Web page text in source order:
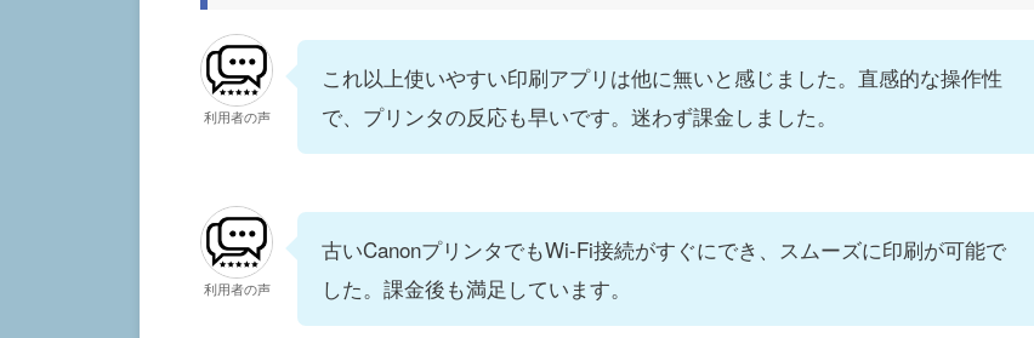
利用者の声
これ以上使いやすい印刷アプリは他に無いと感じました。直感的な操作性
で、プリンタの反応も早いです。迷わず課金しました。
利用者の声
古いCanonプリンタでもWi-Fi接続がすぐにでき、スムーズに印刷が可能で
した。課金後も満足しています。